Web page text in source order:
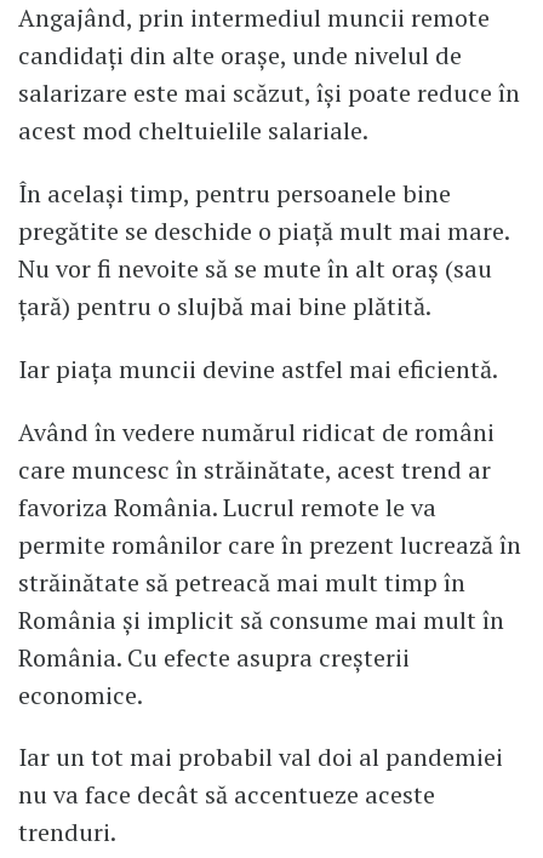
Angajând, prin intermediul muncii remote
candidați din alte orașe, unde nivelul de
salarizare este mai scăzut, își poate reduce în
acest mod cheltuielile salariale.
În același timp, pentru persoanele bine
pregătite se deschide o piață mult mai mare.
Nu vor fi nevoite să se mute în alt oraș (sau
țară) pentru o slujbă mai bine plătită.
Iar piața muncii devine astfel mai eficientă.
Având în vedere numărul ridicat de români
care muncesc în străinătate, acest trend ar
favoriza România. Lucrul remote le va
permite românilor care în prezent lucrează în
străinătate să petreacă mai mult timp în
România și implicit să consume mai mult în
România. Cu efecte asupra creșterii
economice.
Iar un tot mai probabil val doi al pandemiei
nu va face decât să accentueze aceste
trenduri.